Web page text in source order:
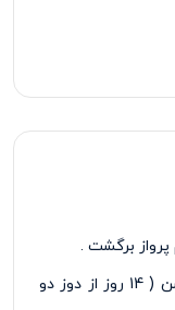
.
داشتن کارت واکسن دیجیتال دو دوز واکسن ( 14 روز از دوز دو